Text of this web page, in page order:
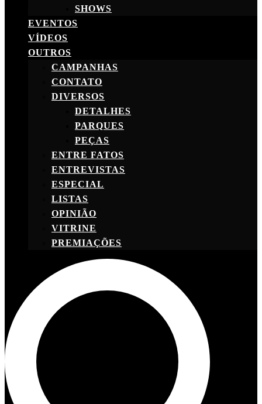
SHOWS
EVENTOS
VÍDEOS
OUTROS
CAMPANHAS
CONTATO
DIVERSOS
DETALHES
PARQUES
PEÇAS
ENTRE FATOS
ENTREVISTAS
ESPECIAL
LISTAS
OPINIÃO
VITRINE
PREMIAÇÕES